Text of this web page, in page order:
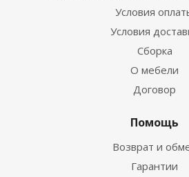
Условия
Условия
Сборка
О мебели
Договор
Помощь
Возврат и
Гарантии